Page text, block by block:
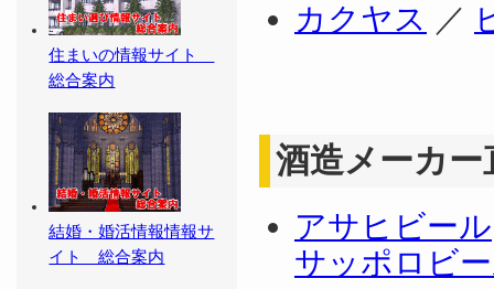
カクヤス ／
酒造メーカ
アサヒビール
サッポロビ
住まいの情報サイト
総合案内
結婚・婚活情報情報サ
イト 総合案内